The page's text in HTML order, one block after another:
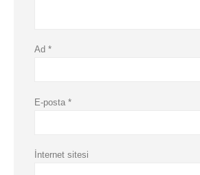
Ad *
E-posta *
İnternet sitesi